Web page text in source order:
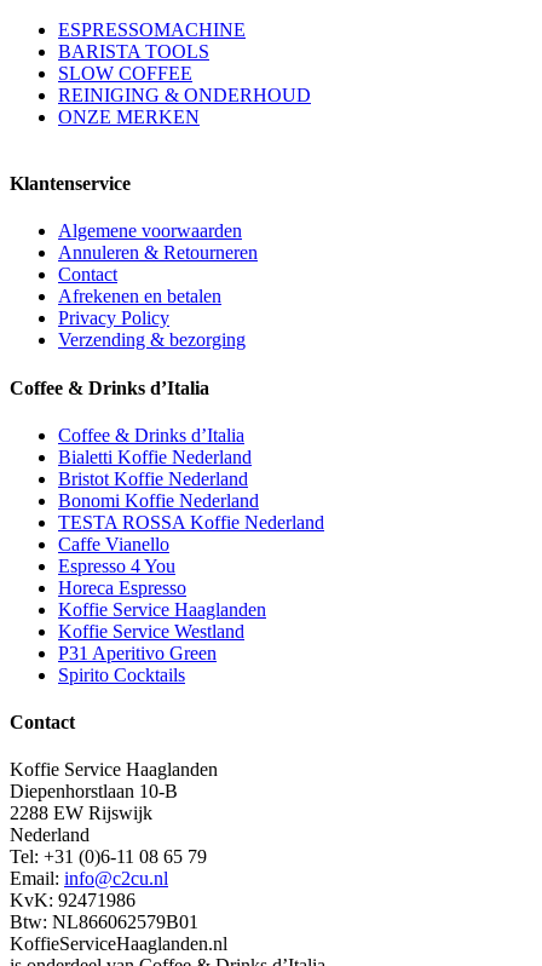
ESPRESSOMACHINE
BARISTA TOOLS
SLOW COFFEE
REINIGING & ONDERHOUD
ONZE MERKEN
Klantenservice
Algemene voorwaarden
Annuleren & Retourneren
Contact
Afrekenen en betalen
Privacy Policy
Verzending & bezorging
Coffee & Drinks d’Italia
Coffee & Drinks d’Italia
Bialetti Koffie Nederland
Bristot Koffie Nederland
Bonomi Koffie Nederland
TESTA ROSSA Koffie Nederland
Caffe Vianello
Espresso 4 You
Horeca Espresso
Koffie Service Haaglanden
Koffie Service Westland
P31 Aperitivo Green
Spirito Cocktails
Contact
Koffie Service Haaglanden
Diepenhorstlaan 10-B
2288 EW Rijswijk
Nederland
Tel: +31 (0)6-11 08 65 79
Email: info@c2cu.nl
KvK: 92471986
Btw: NL866062579B01
KoffieServiceHaaglanden.nl